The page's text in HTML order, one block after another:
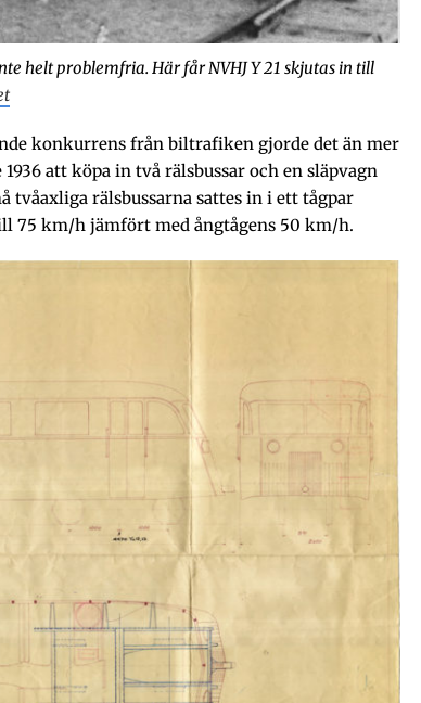
helt problemfria. Här får NVHJ Y 21 skjutas in till
konkurrens från biltrafiken gjorde det än mer
att köpa in två rälsbussar och en släpvagn
tvåaxliga rälsbussarna sattes in i ett tågpar
75 km/h jämfört med ångtågens 50 km/h.